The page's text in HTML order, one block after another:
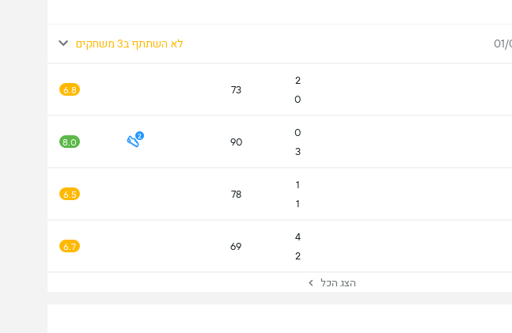
לא השתתף ב3 משחקים
2
0
73
6.8
0
3
90
2
8.0
1
1
78
6.5
4
2
69
6.7
הצג הכל